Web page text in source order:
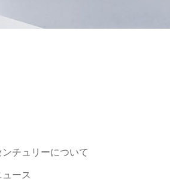
ンチュリーについて
ュース